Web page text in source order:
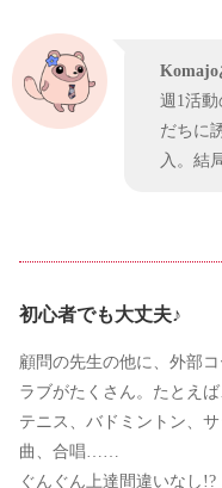
Komajo
週1活
だちに
入。結
初心者でも大丈夫♪
顧問の先生の他に、外部
ラブがたくさん。たとえ
テニス、バドミントン、
曲、合唱……
ぐんぐん上達間違いなし!?